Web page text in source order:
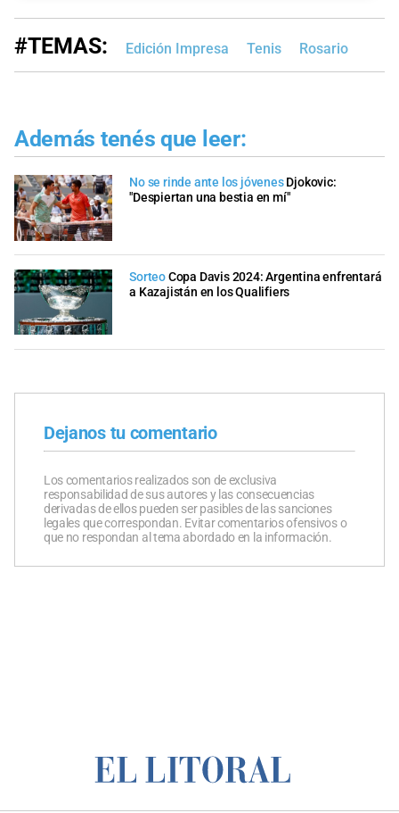
#TEMAS: Edición Impresa Tenis Rosario
Además tenés que leer:
No se rinde ante los jóvenes Djokovic:
"Despiertan una bestia en mí"
SorteoCopa Davis 2024: Argentina enfrentará
a Kazajistán en los Qualifiers
Dejanos tu comentario
Los comentarios realizados son de exclusiva
responsabilidad de sus autores y las consecuencias
derivadas de ellos pueden ser pasibles de las sanciones
legales que correspondan. Evitar comentarios ofensivos o
que no respondan al tema abordado en la información.